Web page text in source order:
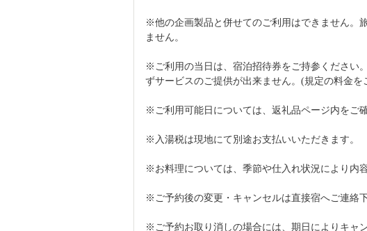
※他の企画製品と併せてのご利用はできません。
ません。
※ご利用の当日は、宿泊招待券をご持参ください
ずサービスのご提供が出来ません。(規定の料金を
※ご利用可能日については、返礼品ページ内をご
※入湯税は現地にて別途お支払いいただきます。
※お料理については、季節や仕入れ状況により内
※ご予約後の変更・キャンセルは直接宿へご連絡下
※ご予約お取り消しの場合には、期日によりキャ